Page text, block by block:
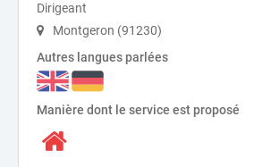
Dirigeant
Montgeron (91230)
Autres langues parlées
Manière dont le service est proposé